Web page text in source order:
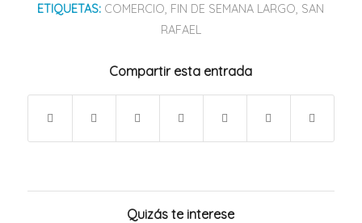
ETIQUETAS: COMERCIO, FIN DE SEMANA LARGO, SAN
RAFAEL
Compartir esta entrada
Quizás te interese